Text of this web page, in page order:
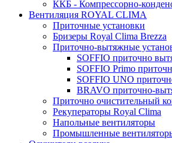
ККБ - Компрессорно-
Вентиляция ROYAL CLIMA
Приточные установки
Бризеры Royal Clima Brezza
Приточно-вытяжные
SOFFIO приточно
SOFFIO Primo
SOFFIO UNO
BRAVO приточно-
Приточно очистительный
Рекуператоры Royal Clima
Напольные вентиляторы
Промышленные